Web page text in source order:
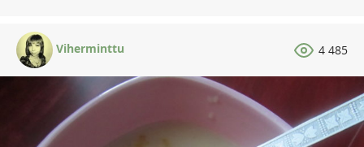
Viherminttu 4 485